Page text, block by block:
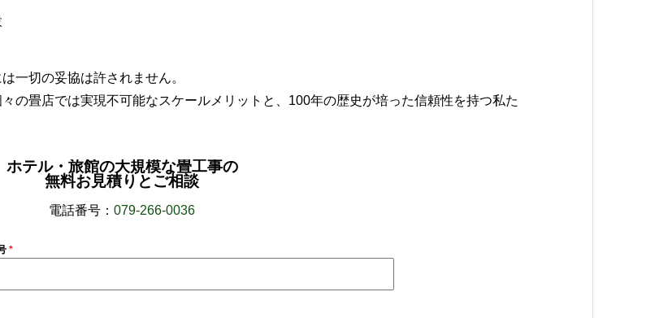
一切の妥協は許されません。
の畳店では実現不可能なスケールメリットと、100年の歴史が培った信頼性を持つ私た
ホテル・旅館の大規模な畳工事の
無料お見積りとご相談
電話番号：079-266-0036
*